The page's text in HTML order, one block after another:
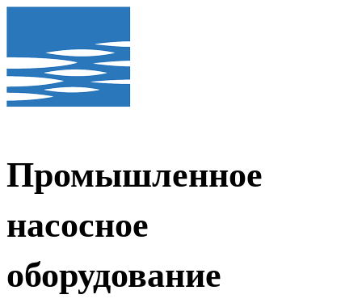
Промышленное
насосное
оборудование